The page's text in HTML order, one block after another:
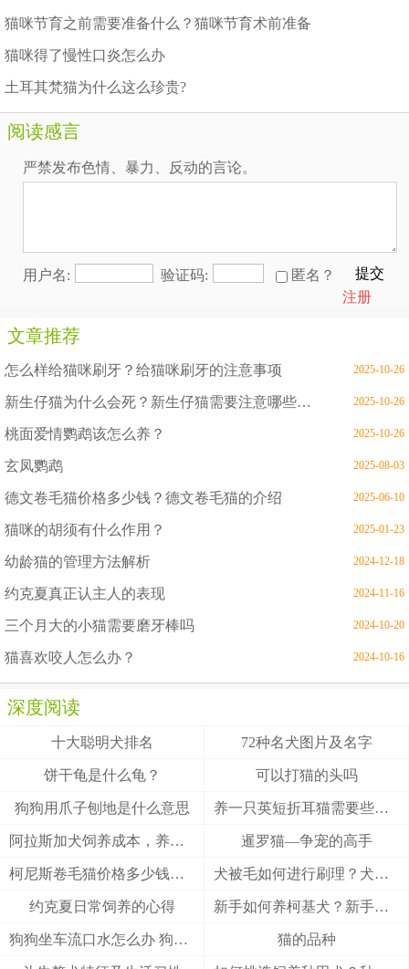
猫咪节育之前需要准备什么？猫咪节育术前准备
猫咪得了慢性口炎怎么办
土耳其梵猫为什么这么珍贵?
阅读感言
严禁发布色情、暴力、反动的言论。
用户名: 验证码: 匿名？
提交
注册
文章推荐
怎么样给猫咪刷牙？给猫咪刷牙的注意事项 2025-10-26
新生仔猫为什么会死？新生仔猫需要注意哪些问题 2025-10-26
桃面爱情鹦鹉该怎么养？ 2025-10-26
玄凤鹦鹉 2025-08-03
德文卷毛猫价格多少钱？德文卷毛猫的介绍 2025-06-10
猫咪的胡须有什么作用？ 2025-01-23
幼龄猫的管理方法解析 2024-12-18
约克夏真正认主人的表现 2024-11-16
三个月大的小猫需要磨牙棒吗 2024-10-20
猫喜欢咬人怎么办？ 2024-10-16
深度阅读
十大聪明犬排名 72种名犬图片及名字
饼干龟是什么龟？ 可以打猫的头吗
狗狗用爪子刨地是什么意思 养一只英短折耳猫需要些什么
阿拉斯加犬饲养成本，养阿拉斯加犬一个月要多少钱？ 暹罗猫—争宠的高手
柯尼斯卷毛猫价格多少钱？柯尼斯卷毛猫的介绍 犬被毛如何进行刷理？犬被毛刷理方法！
约克夏日常饲养的心得 新手如何养柯基犬？新手养柯基的四大要点
狗狗坐车流口水怎么办 狗狗晕车会流口水 猫的品种